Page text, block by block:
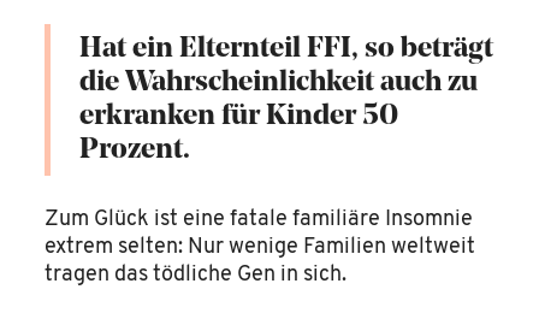
Hat ein Elternteil FFI, so beträgt
die Wahrscheinlichkeit auch zu
erkranken für Kinder 50
Prozent.
Zum Glück ist eine fatale familiäre Insomnie
extrem selten: Nur wenige Familien weltweit
tragen das tödliche Gen in sich.